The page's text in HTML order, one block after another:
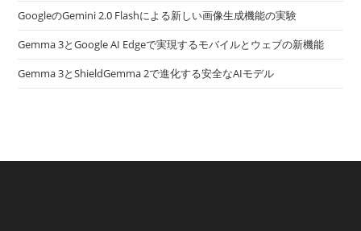
GoogleのGemini 2.0 Flashによる新しい画像生成機能の実験
Gemma 3とGoogle AI Edgeで実現するモバイルとウェブの新機能
Gemma 3とShieldGemma 2で進化する安全なAIモデル